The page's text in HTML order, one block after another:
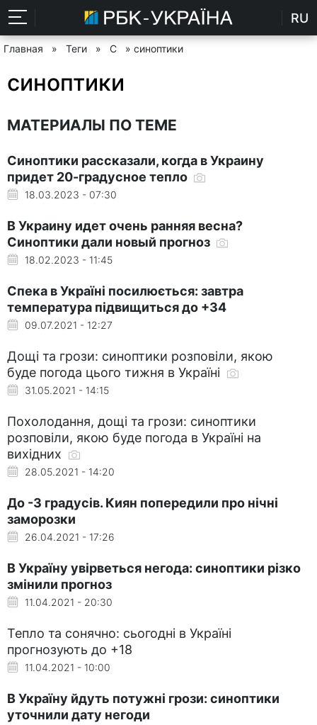
RU
Главная » Теги » С » синоптики
синоптики
МАТЕРИАЛЫ ПО ТЕМЕ
Синоптики рассказали, когда в Украину
придет 20-градусное тепло
18.03.2023 - 07:30
В Украину идет очень ранняя весна?
Синоптики дали новый прогноз
18.02.2023 - 11:45
Спека в Україні посилюється: завтра
температура підвищиться до +34
09.07.2021 - 12:27
Дощі та грози: синоптики розповіли, якою
буде погода цього тижня в Україні
31.05.2021 - 14:15
Похолодання, дощі та грози: синоптики
розповіли, якою буде погода в Україні на
вихідних
28.05.2021 - 14:20
До -3 градусів. Киян попередили про нічні
заморозки
26.04.2021 - 17:26
В Україну увірветься негода: синоптики різко
змінили прогноз
11.04.2021 - 20:30
Тепло та сонячно: сьогодні в Україні
прогнозують до +18
11.04.2021 - 10:00
В Україну йдуть потужні грози: синоптики
уточнили дату негоди